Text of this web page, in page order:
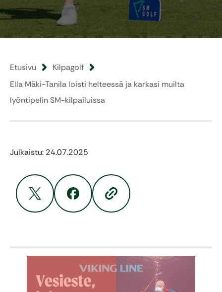
Etusivu
Kilpagolf
Ella Mäki-Tanila loisti helteessä ja karkasi muilta
lyöntipelin SM-kilpailuissa
Julkaistu: 24.07.2025